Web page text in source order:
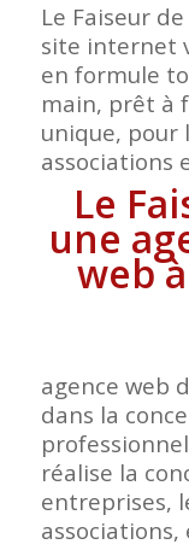
Le Faiseur
site internet
en formule
main, prêt à
unique, pour
associations
Le
une
web
agence web
dans la
réalise la
entreprises,
associations,